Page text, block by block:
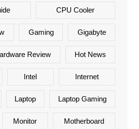
CPU Cooler
Gaming Gigabyte
Review Hot News
Intel Internet
Laptop Laptop Gaming
Monitor Motherboard